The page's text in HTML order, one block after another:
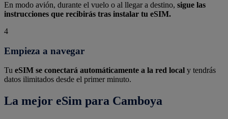
En modo avión, durante el vuelo o al llegar a destino, sigue las
instrucciones que recibirás tras instalar tu eSIM.
4
Empieza a navegar
Tu eSIM se conectará automáticamente a la red local y tendrás
datos ilimitados desde el primer minuto.
La mejor eSim para Camboya